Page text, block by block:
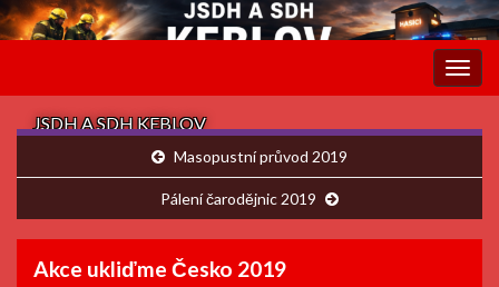
JSDH A SDH KEBLOV
Masopustní průvod 2019
Pálení čarodějnic 2019
Akce ukliďme Česko 2019